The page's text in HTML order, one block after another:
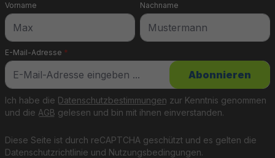
E-Mail-Adresse *
Vorname Nachname
Diese Seite ist durch reCAPTCHA geschützt und es gelten die
Datenschutzrichtlinie und Nutzungsbedingungen.
Ich habe die Datenschutzbestimmungen zur Kenntnis genommen
und die AGB gelesen und bin mit ihnen einverstanden.
Abonnieren